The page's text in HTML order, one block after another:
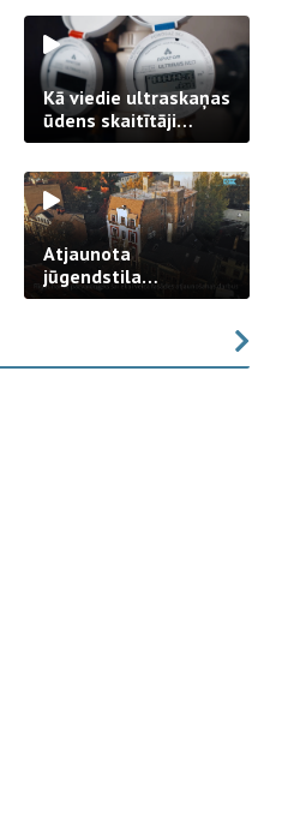
Kā viedie ultraskaņas
ūdens skaitītāji
strādā praksē
Atjaunota
jūgendstila
arhitektūras pērles